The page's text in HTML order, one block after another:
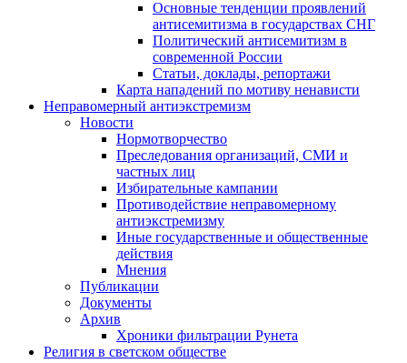
Основные тенденции проявлений
антисемитизма в государствах СНГ
Политический антисемитизм в
современной России
Статьи, доклады, репортажи
Карта нападений по мотиву ненависти
Неправомерный антиэкстремизм
Новости
Нормотворчество
Преследования организаций, СМИ и
частных лиц
Избирательные кампании
Противодействие неправомерному
антиэкстремизму
Иные государственные и общественные
действия
Мнения
Публикации
Документы
Архив
Хроники фильтрации Рунета
Религия в светском обществе